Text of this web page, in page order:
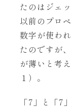
たのはジェ
以前のプロ
数字が使わ
たのですが
が薄いと考
１）。
「7」と「7